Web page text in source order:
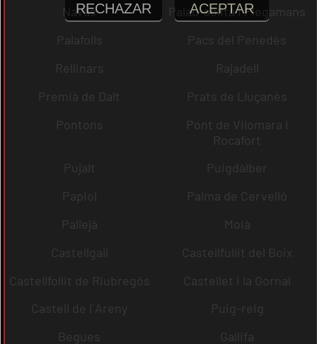
Navas
Palau-solità i Plegamans
Palafolls
Pacs del Penedès
Rellinars
Rajadell
Premià de Dalt
Prats de Lluçanès
Pontons
Pont de Vilomara i
Rocafort
Pujalt
Puigdàlber
Papiol
Palma de Cervelló
Pallejà
Moià
Castellgalí
Castellfullit del Boix
Castellfollit de Riubregós
Castellet i la Gornal
Castell de l´Areny
Puig-reig
Begues
Gallifa
RECHAZAR ACEPTAR